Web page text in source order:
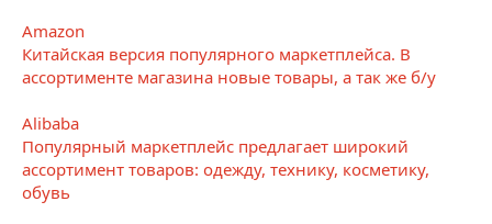
Amazon
Китайская версия популярного маркетплейса. В
ассортименте магазина новые товары, а так же б/у
Alibaba
Популярный маркетплейс предлагает широкий
ассортимент товаров: одежду, технику, косметику,
обувь